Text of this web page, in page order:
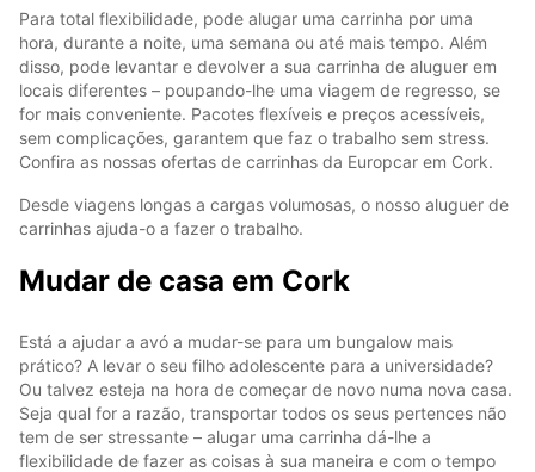
Para total flexibilidade, pode alugar uma carrinha por uma
hora, durante a noite, uma semana ou até mais tempo. Além
disso, pode levantar e devolver a sua carrinha de aluguer em
locais diferentes – poupando-lhe uma viagem de regresso, se
for mais conveniente. Pacotes flexíveis e preços acessíveis,
sem complicações, garantem que faz o trabalho sem stress.
Confira as nossas ofertas de carrinhas da Europcar em Cork.
Desde viagens longas a cargas volumosas, o nosso aluguer de
carrinhas ajuda-o a fazer o trabalho.
Mudar de casa em Cork
Está a ajudar a avó a mudar-se para um bungalow mais
prático? A levar o seu filho adolescente para a universidade?
Ou talvez esteja na hora de começar de novo numa nova casa.
Seja qual for a razão, transportar todos os seus pertences não
tem de ser stressante – alugar uma carrinha dá-lhe a
flexibilidade de fazer as coisas à sua maneira e com o tempo